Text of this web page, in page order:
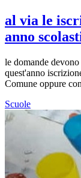
al via le
anno
le domande
quest'anno
Comune oppure
Scuole